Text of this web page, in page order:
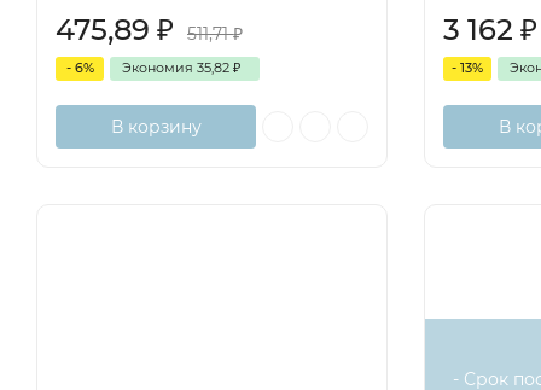
475,89 ₽ 511,71₽
- 6% Экономия 35,82 ₽
В корзину
3 162₽
- 13%
В
- Срок